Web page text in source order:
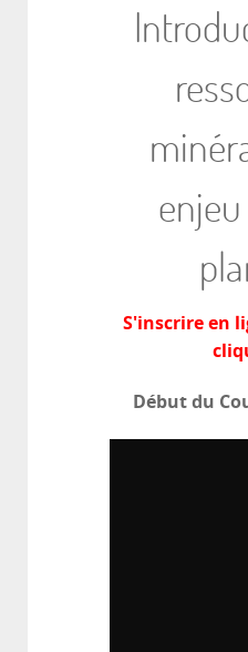
S'inscrire en
Début du